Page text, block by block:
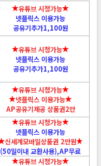
유튜브 시청가능
넷플릭스 이용가능
공유기추가1,100원
유튜브 시청가능
넷플릭스 이용가능
공유기추가1,100원
유튜브 시청가능
넷플릭스 이용가능
AP공유기제공 상품권2만
유튜브 시청가능
넷플릭스 이용가능
신세계모바일상품권 2만원
(50일이내 교환사용),AP무료
유튜브 시청가능